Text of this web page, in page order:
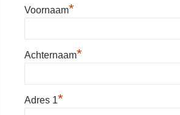
Voornaam*
Achternaam*
Adres 1*